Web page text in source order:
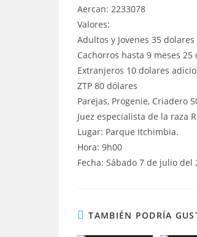
Aercan: 2233078
Valores:
Adultos y Jovenes 35 dolares
Cachorros hasta 9 meses 25
Extranjeros 10 dolares
ZTP 80 dólares
Parejas, Progenie, Criadero
Juez especialista de la raza
Lugar: Parque Itchimbia.
Hora: 9h00
Fecha: Sábado 7 de julio del
TAMBIÉN PODRÍA